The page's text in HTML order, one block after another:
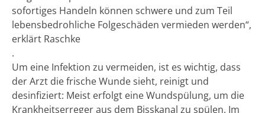
sofortiges Handeln können schwere und zum Teil
lebensbedrohliche Folgeschäden vermieden werden“,
erklärt Raschke
.
Um eine Infektion zu vermeiden, ist es wichtig, dass
der Arzt die frische Wunde sieht, reinigt und
desinfiziert: Meist erfolgt eine Wundspülung, um die
Krankheitserreger aus dem Bisskanal zu spülen. Im